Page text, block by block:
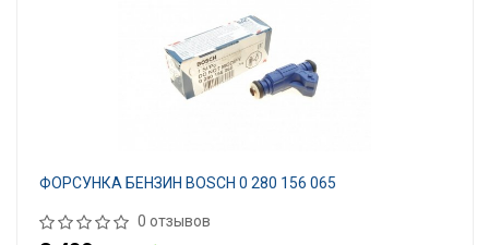
ФОРСУНКА БЕНЗИН BOSCH 0 280 156 065
0 отзывов